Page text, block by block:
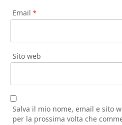
Email *
Sito web
Salva il mio nome, email e sito
per la prossima volta che